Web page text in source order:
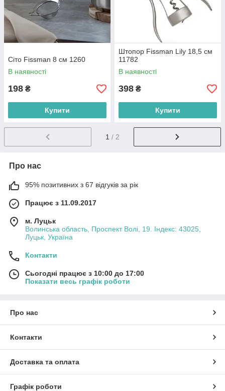
Сіто Fissman 8 см 1260
В наявності
198 ₴
Купити
Штопор Fissman Lily 18,5 см
11782
В наявності
398 ₴
Купити
1 / 2
Про нас
95% позитивних з 67 відгуків за рік
Працює з 11.09.2017
м. Луцьк
Волинська область, Проспект Волі, 19. Індекс: 43025,
Луцьк, Україна
Контакти
Сьогодні працює з 10:00 до 17:00
Показати весь графік роботи
Про нас
Контакти
Доставка та оплата
Графік роботи